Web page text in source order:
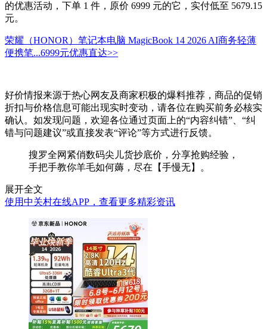
的优惠活动，下单 1 件，原价 6999 元的它，实付低至 5679.15
元。
荣耀（HONOR）笔记本电脑 MagicBook 14 2026 AI商务轻薄
便携笔...6999元优惠直达>>
好价情报来源于热心网友及商家积极的爆料推荐，商品的促销
折扣与价格信息可能出现实时变动，请各位在购买前务必核实
确认。如发现问题，欢迎各位通过页面上的“内容纠错”、“纠
错与问题建议”或直接发表“评论”等方式进行反馈。
搜罗全网紧俏数码尖儿货抄底价，分享抢购经验，
手把手教你羊毛如何薅，尽在【手慢无】。
展开全文
使用中关村在线APP，查看更多精彩资讯